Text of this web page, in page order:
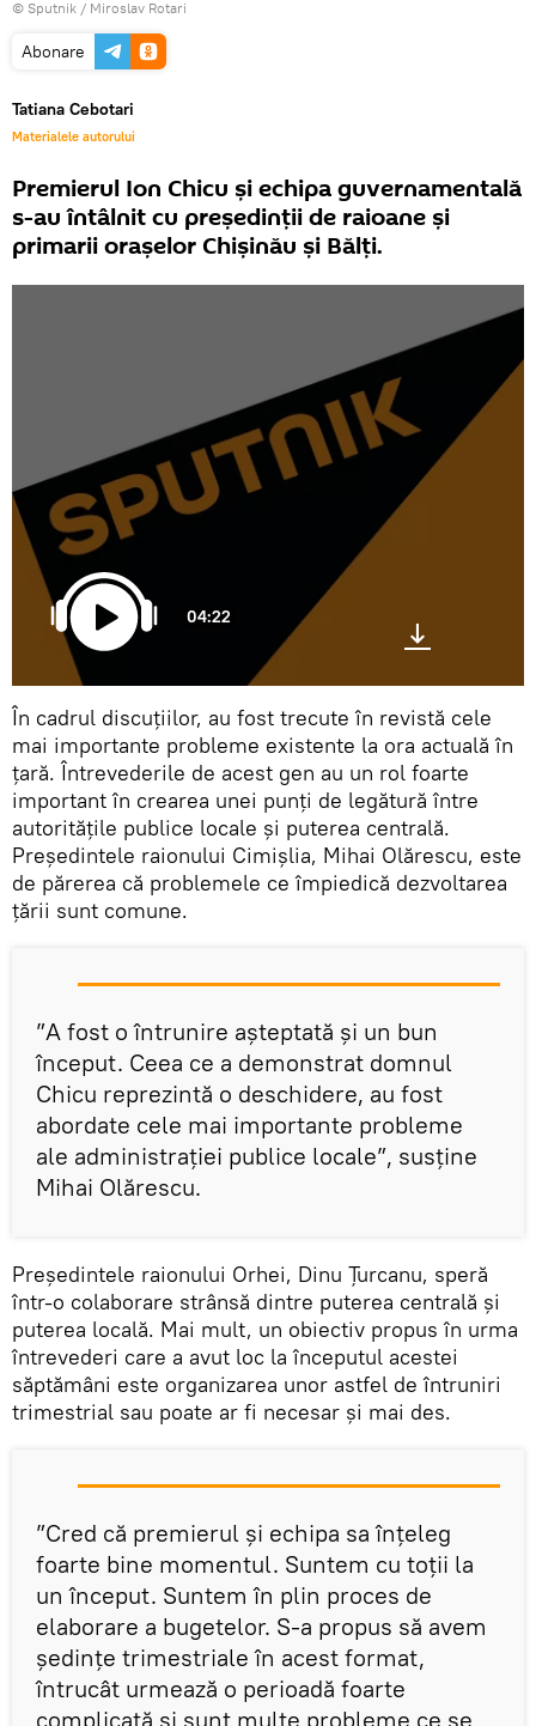
© Sputnik / Miroslav Rotari
Abonare
Tatiana Cebotari
Materialele autorului
Premierul Ion Chicu și echipa guvernamentală
s-au întâlnit cu președinții de raioane și
primarii orașelor Chișinău și Bălți.
04:22
În cadrul discuțiilor, au fost trecute în revistă cele
mai importante probleme existente la ora actuală în
țară. Întrevederile de acest gen au un rol foarte
important în crearea unei punți de legătură între
autoritățile publice locale și puterea centrală.
Președintele raionului Cimișlia, Mihai Olărescu, este
de părerea că problemele ce împiedică dezvoltarea
țării sunt comune.
”A fost o întrunire așteptată și un bun
început. Ceea ce a demonstrat domnul
Chicu reprezintă o deschidere, au fost
abordate cele mai importante probleme
ale administrației publice locale”, susține
Mihai Olărescu.
Președintele raionului Orhei, Dinu Țurcanu, speră
într-o colaborare strânsă dintre puterea centrală și
puterea locală. Mai mult, un obiectiv propus în urma
întrevederi care a avut loc la începutul acestei
săptămâni este organizarea unor astfel de întruniri
trimestrial sau poate ar fi necesar și mai des.
”Cred că premierul și echipa sa înțeleg
foarte bine momentul. Suntem cu toții la
un început. Suntem în plin proces de
elaborare a bugetelor. S-a propus să avem
ședințe trimestriale în acest format,
întrucât urmează o perioadă foarte
complicată și sunt multe probleme ce se